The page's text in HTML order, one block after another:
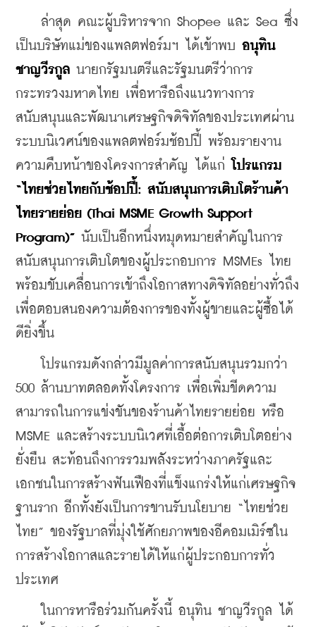
ล่าสุด คณะผู้บริหารจาก Shopee และ Sea ซึ่ง
เป็นบริษัทแม่ของแพลตฟอร์มฯ ได้เข้าพบ อนุทิน
ชาญวีรกูล นายกรัฐมนตรีและรัฐมนตรีว่าการ
กระทรวงมหาดไทย เพื่อหารือถึงแนวทางการ
สนับสนุนและพัฒนาเศรษฐกิจดิจิทัลของประเทศผ่าน
ระบบนิเวศน์ของแพลตฟอร์มช้อปปี้ พร้อมรายงาน
ความคืบหน้าของโครงการสำคัญ ได้แก่
โปรแกรม
“ไทยช่วยไทยกับช้อปปี้: สนับสนุนการเติบโตร้านค้า
ไทยรายย่อย (Thai MSME Growth Support
Program)” นับเป็นอีกหนึ่งหมุดหมายสำคัญในการ
สนับสนุนการเติบโตของผู้ประกอบการ MSMEs ไทย
พร้อมขับเคลื่อนการเข้าถึงโอกาสทางดิจิทัลอย่างทั่วถึง
เพื่อตอบสนองความต้องการของทั้งผู้ขายและผู้ซื้อได้
ดียิ่งขึ้น
โปรแกรมดังกล่าวมีมูลค่าการสนับสนุนรวมกว่า
500 ล้านบาทตลอดทั้งโครงการ เพื่อเพิ่มขีดความ
สามารถในการแข่งขันของร้านค้าไทยรายย่อย หรือ
MSME และสร้างระบบนิเวศที่เอื้อต่อการเติบโตอย่าง
ยั่งยืน สะท้อนถึงการรวมพลังระหว่างภาครัฐและ
เอกชนในการสร้างฟันเฟืองที่แข็งแกร่งให้แก่เศรษฐกิจ
ฐานราก อีกทั้งยังเป็นการขานรับนโยบาย “ไทยช่วย
ไทย” ของรัฐบาลที่มุ่งใช้ศักยภาพของอีคอมเมิร์ซใน
การสร้างโอกาสและรายได้ให้แก่ผู้ประกอบการทั่ว
ประเทศ
ในการหารือร่วมกันครั้งนี้ อนุทิน ชาญวีรกูล ได้